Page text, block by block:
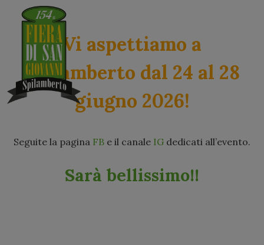
Vi aspettiamo a
Spilamberto dal 24 al 28
giugno 2026!
Seguite la pagina FB e il canale IG dedicati all’evento.
Sarà bellissimo!!